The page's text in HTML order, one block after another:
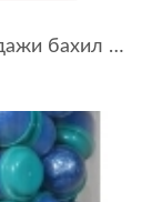
Механический автомат для продажи бахил BEAVER SB-23